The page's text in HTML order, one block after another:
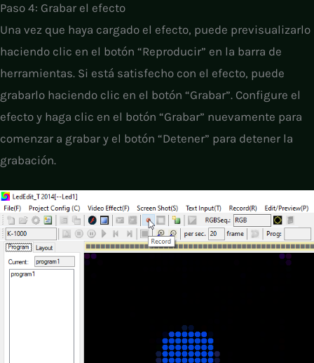
Paso 4: Grabar el efecto
Una vez que haya cargado el efecto, puede previsualizarlo
haciendo clic en el botón “Reproducir” en la barra de
herramientas. Si está satisfecho con el efecto, puede
grabarlo haciendo clic en el botón “Grabar”. Configure el
efecto y haga clic en el botón “Grabar” nuevamente para
comenzar a grabar y el botón “Detener” para detener la
grabación.